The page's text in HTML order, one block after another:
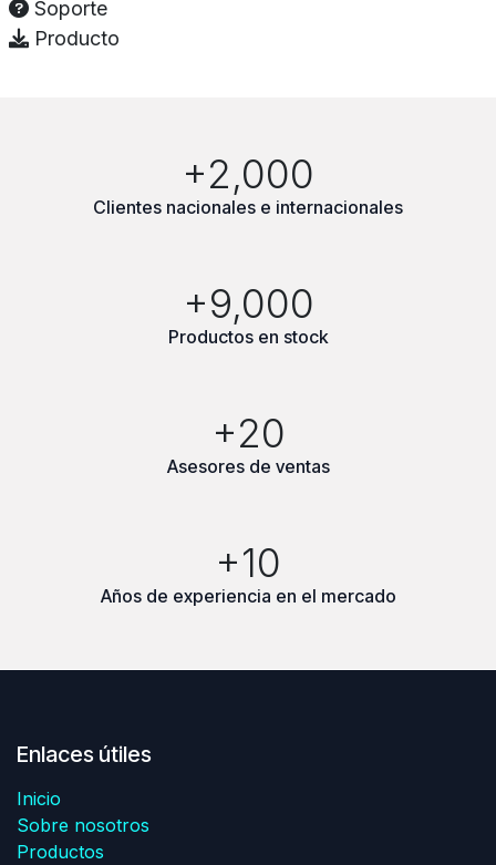
Soporte
Producto
+2,000
Clientes nacionales e internacionales
+9,000
Productos en stock
+20
Asesores de ventas
+10
Años de experiencia en el mercado
Enlaces útiles
Inicio
Sobre nosotros
Productos